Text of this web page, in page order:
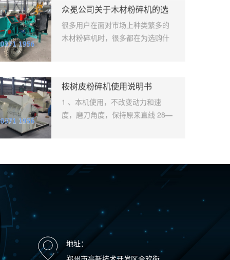
配用
机转
转/分
皮粉
用
刀与
为
否松
3、
个平
适
前可
出现
查运
粉碎
（mm） zui大线压比 （t/cm） 总压
（调速kw） 油泵功率 （kw） 主轴
转速 （r/mi） 产量 （T/h） 300
1.5 530 Φ530×196 5 100 55 18.5
1.5 9 3 650 Φ650×196 6 120 75
18.5 3 9 4 750 Φ750×210 7 150 90
18.8 3 9 5 850 Φ850×300 8 240
众冕公司关于木材粉碎机的选
型注意事项
很多用户在面对市场上种类繁多的
木材粉碎机时，很多都在为选购什
题，提高木材粉碎机的使用效率，
那就要对自己原料的特性、物料粉
碎后的用途、木材粉碎机设备的分
及产量和施工场地。 一、物料的种
类 选择木材粉碎机首先要考虑的因
素就是物料的种类，不同的物料种
类就会有不同的硬度和结构，对木
材粉碎机的选择产生**重限定。物料
硬度表示物料的软硬程度，与物料
的易碎性有直接的关系，易碎性表
示物料是否容易被破碎的物理性
桉树皮粉碎机使用说明书
1 、本机使用，不改变动力和速
度，磨刀角度，保持原来直线 28—
20mm（直径），调刀长度3—6mm
之间，底刀板和刀的间隙不大于
1mm 。 3、细度调节方法：
a、机体内有细度分析器，将分析器
上的螺栓松开后，向上移动细度升
高、向下移动细度降低，调到你所
需要的细度，固定螺栓即可生产。
、本机装有风量调节器，可调节风
地址：